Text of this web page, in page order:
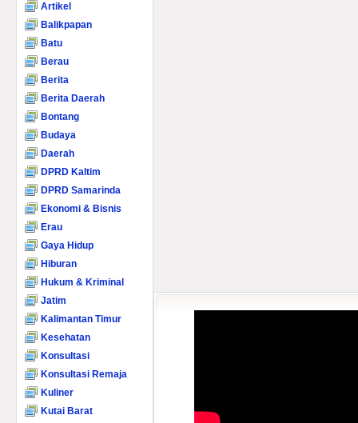
Artikel
Balikpapan
Batu
Berau
Berita
Berita Daerah
Bontang
Budaya
Daerah
DPRD Kaltim
DPRD Samarinda
Ekonomi & Bisnis
Erau
Gaya Hidup
Hiburan
Hukum & Kriminal
Jatim
Kalimantan Timur
Kesehatan
Konsultasi
Konsultasi Remaja
Kuliner
Kutai Barat